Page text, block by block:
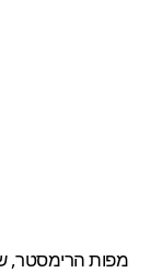
מפות הרימסטר,